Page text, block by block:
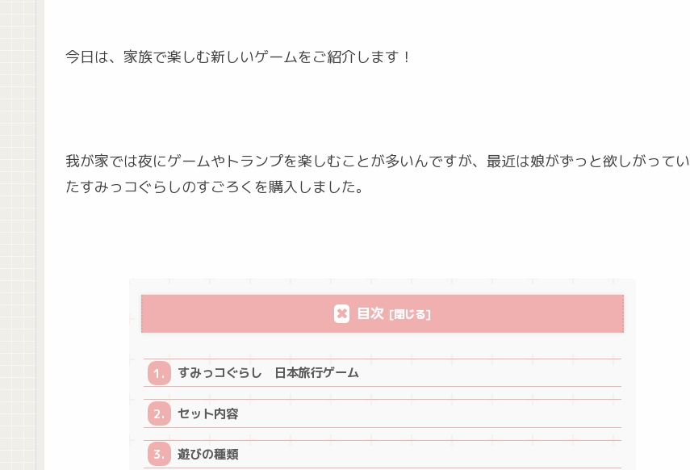
今日は、家族で楽しむ新しいゲームをご紹介します！
我が家では夜にゲームやトランプを楽しむことが多いんですが、最近は娘がずっと欲しがってい
たすみっコぐらしのすごろくを購入しました。
目次
すみっコぐらし 日本旅行ゲーム
セット内容
遊びの種類